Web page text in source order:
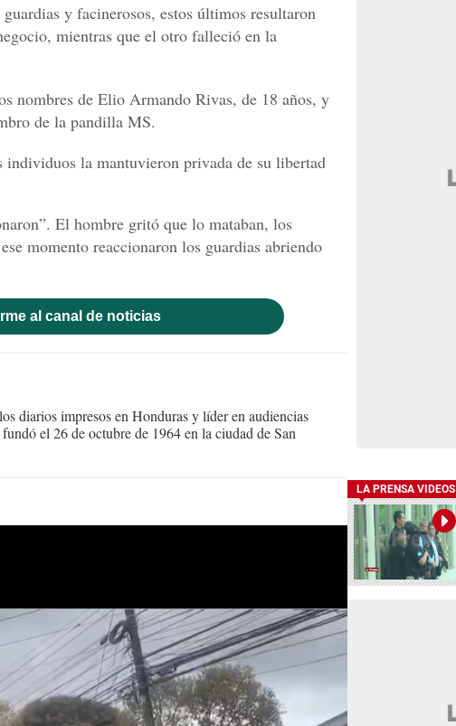
y facinerosos, estos últimos resultaron
mientras que el otro falleció en la
nombres de Elio Armando Rivas, de 18 años, y
de la pandilla MS.
individuos la mantuvieron privada de su libertad
El hombre gritó que lo mataban, los
momento reaccionaron los guardias abriendo
al canal de noticias
diarios impresos en Honduras y líder en audiencias
el 26 de octubre de 1964 en la ciudad de San
LA PRENSA VIDEOS